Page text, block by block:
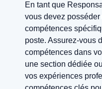
En tant que
vous devez
compétences
poste. Assurez-vous
compétences dans
une section dédiée
vos expériences